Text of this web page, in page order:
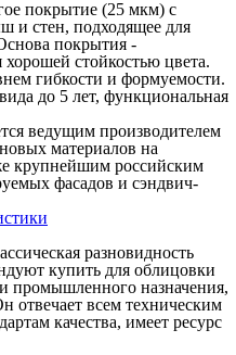
покрытие (25 мкм) с
и стен, подходящее для
покрытия -
стойкостью цвета.
гибкости и формуемости.
до 5 лет, функциональная
ведущим производителем
материалов на
крупнейшим российским
фасадов и сэндвич-
разновидность
купить для облицовки
промышленного назначения,
отвечает всем техническим
качества, имеет ресурс